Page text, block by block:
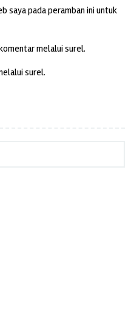
saya pada peramban ini untuk
melalui surel.
surel.